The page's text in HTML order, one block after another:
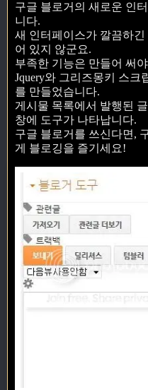
구글 블로거의 새로운 인
니다.
새 인터페이스가 깔끔하
어 있지 않군요.
부족한 기능은 만들어 써
Jquery와 그리즈몽키 스크
를 만들었습니다.
게시물 목록에서 발행된
창에 도구가 나타납니다.
구글 블로거를 쓰신다면,
게 블로깅을 즐기세요!